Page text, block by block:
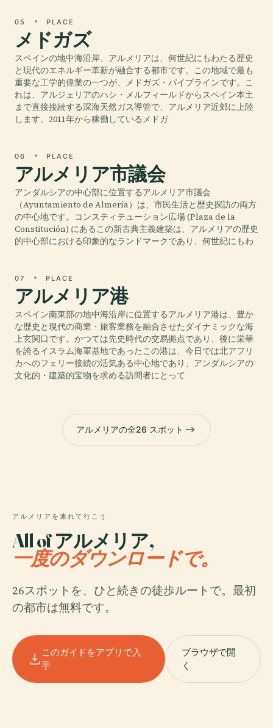
05 PLACE
メドガズ
スペインの地中海沿岸、アルメリアは、何世紀にもわたる歴史
と現代のエネルギー革新が融合する都市です。この地域で最も
重要な工学的偉業の一つが、メドガズ・パイプラインです。こ
れは、アルジェリアのハシ・メルフィールドからスペイン本土
まで直接接続する深海天然ガス導管で、アルメリア近郊に上陸
します。2011年から稼働しているメドガ
06 PLACE
アルメリア市議会
アンダルシアの中心部に位置するアルメリア市議会
（Ayuntamiento de Almería）は、市民生活と歴史探訪の両方
の中心地です。コンスティテューション広場 (Plaza de la
Constitución) にあるこの新古典主義建築は、アルメリアの歴史
的中心部における印象的なランドマークであり、何世紀にもわ
07 PLACE
アルメリア港
スペイン南東部の地中海沿岸に位置するアルメリア港は、豊か
な歴史と現代の商業・旅客業務を融合させたダイナミックな海
上玄関口です。かつては先史時代の交易拠点であり、後に栄華
を誇るイスラム海軍基地であったこの港は、今日では北アフリ
カへのフェリー接続の活気ある中心地であり、アンダルシアの
文化的・建築的宝物を求める訪問者にとって
アルメリアの全26 スポット
アルメリアを連れて行こう
All of アルメリア,
一度のダウンロードで。
26スポットを、ひと続きの徒歩ルートで。最初
の都市は無料です。
このガイドをアプリで入
手
ブラウザで開
く